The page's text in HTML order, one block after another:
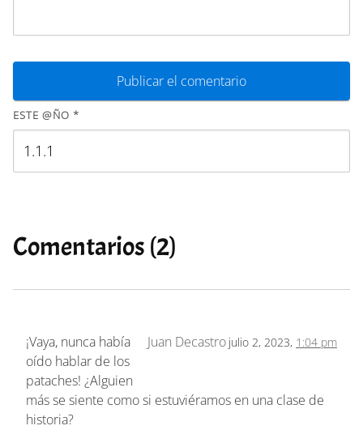
ESTE @ÑO *
Comentarios (2)
Juan Decastro julio 2, 2023, 1:04 pm
¡Vaya, nunca había
oído hablar de los
pataches! ¿Alguien
más se siente como si estuviéramos en una clase de
historia?